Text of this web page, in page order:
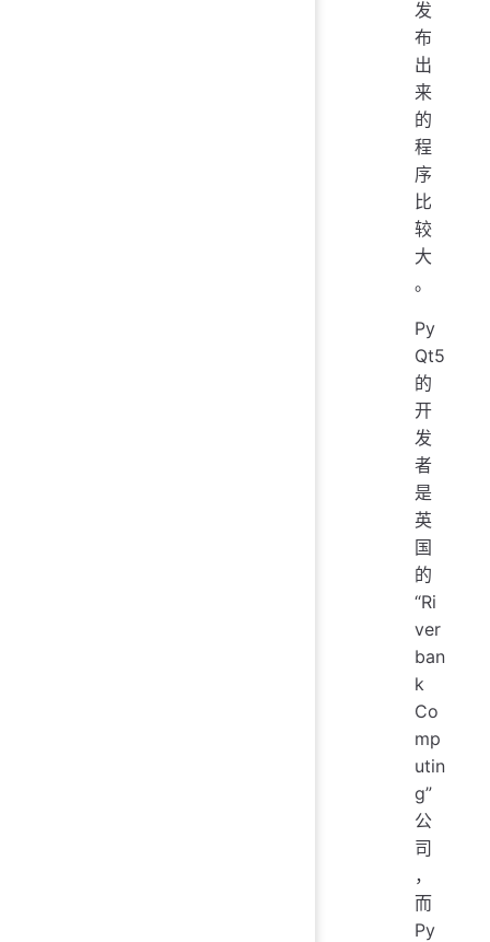
发
布
出
来
的
程
序
比
较
大
。
Py
Qt5
的
开
发
者
是
英
国
的
“Ri
ver
ban
k
Co
mp
utin
g”
公
司
，
而
Py